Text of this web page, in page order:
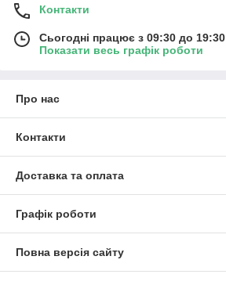
Контакти
Сьогодні працює з 09:30 до 19:30
Показати весь графік роботи
Про нас
Контакти
Доставка та оплата
Графік роботи
Повна версія сайту